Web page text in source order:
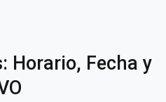
Horario, Fecha y